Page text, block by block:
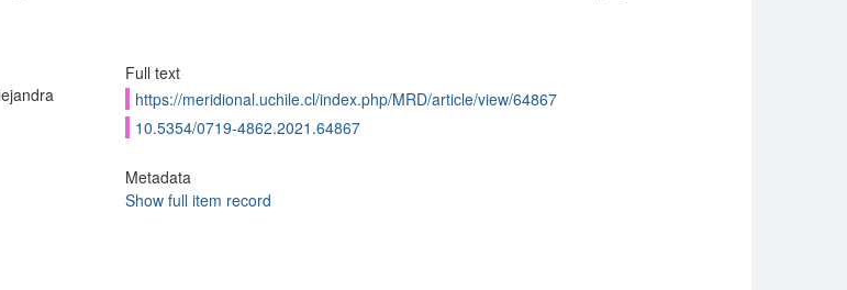
Full text
https://meridional.uchile.cl/index.php/MRD/article/view/64867
10.5354/0719-4862.2021.64867
Metadata
Show full item record